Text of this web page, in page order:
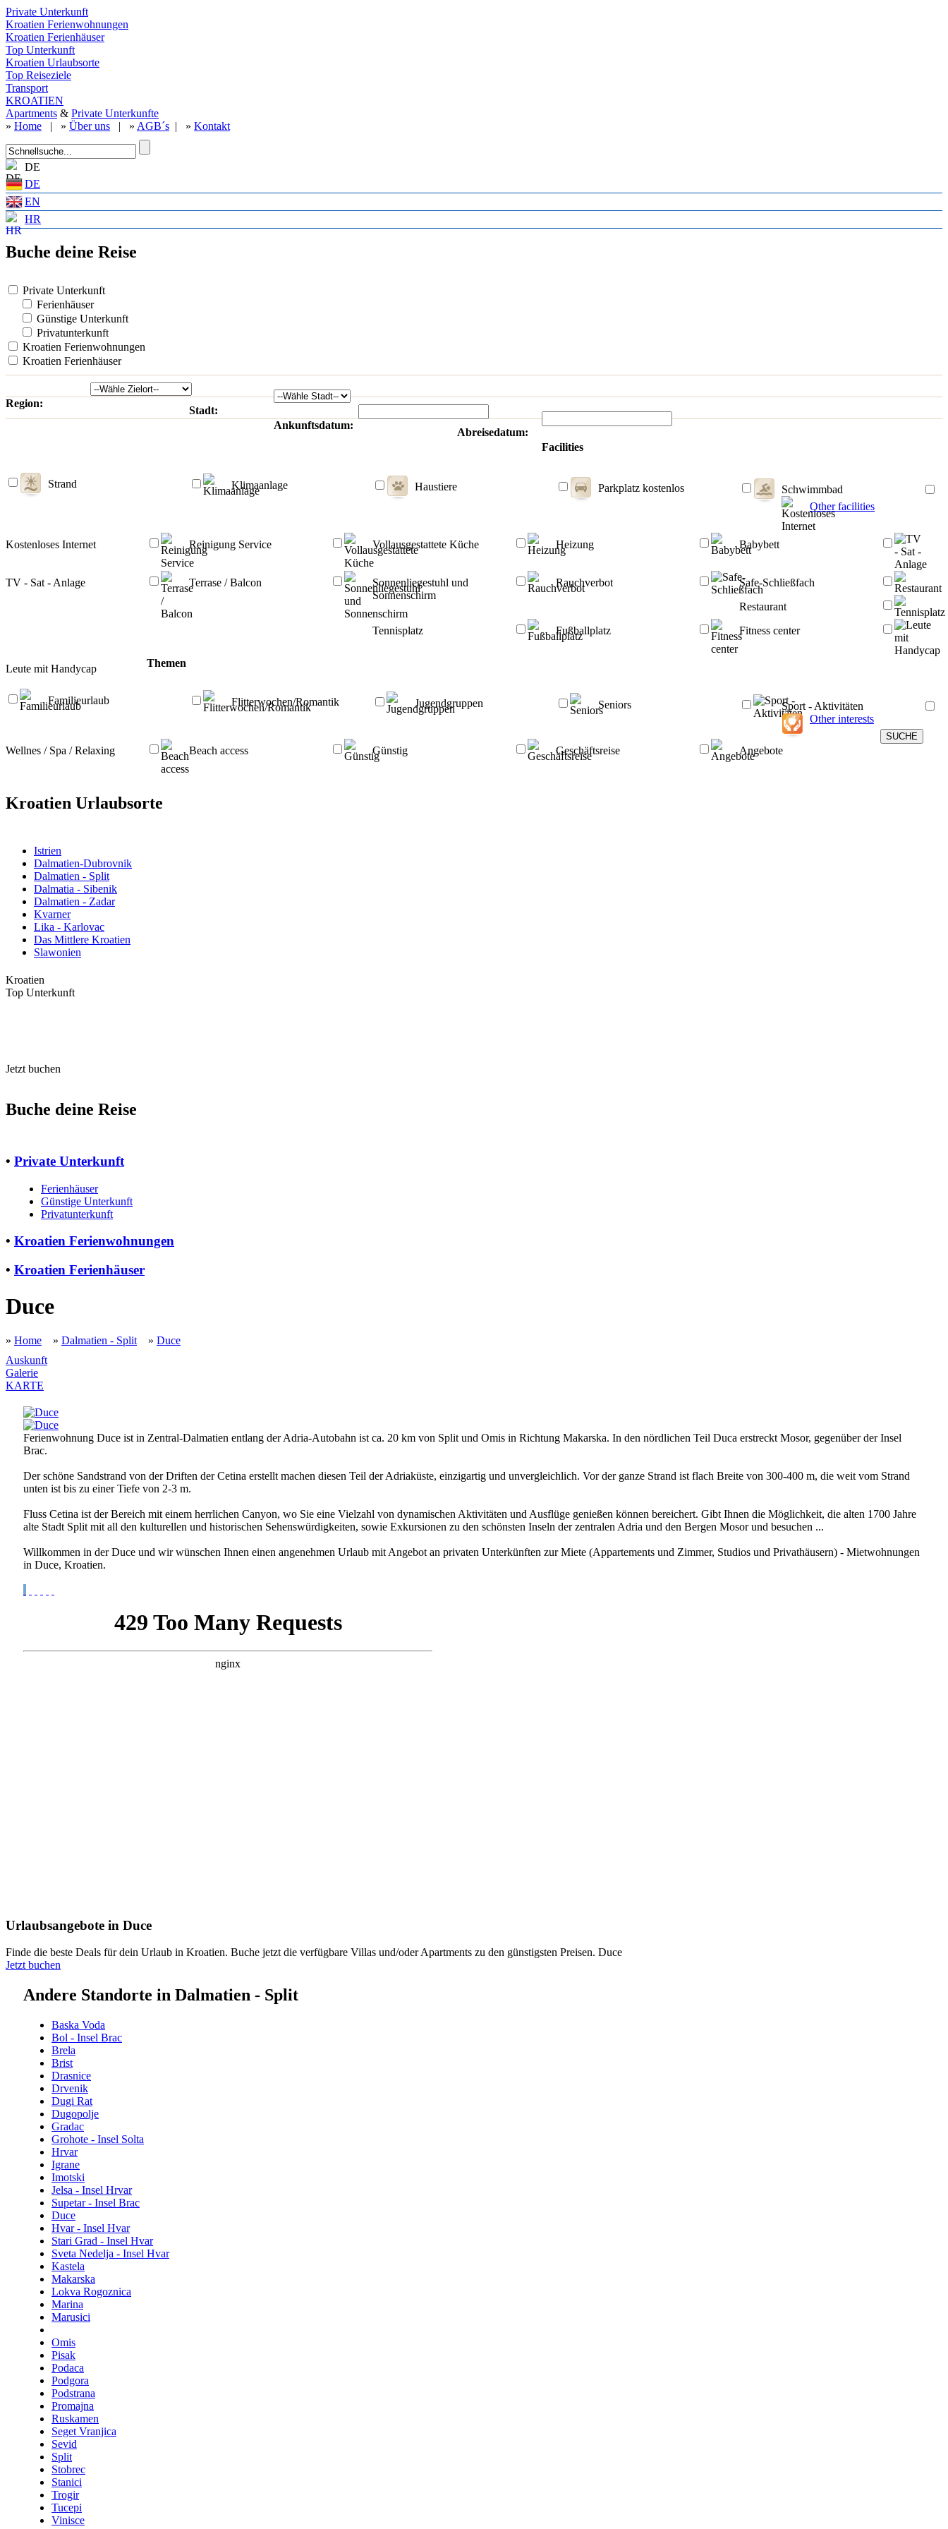
Private Unterkunft
Kroatien Ferienwohnungen
Kroatien Ferienhäuser
Top Unterkunft
Kroatien Urlaubsorte
Top Reiseziele
Transport
KROATIEN
Apartments & Private Unterkunfte
» Home | » Über uns | » AGB´s | » Kontakt
DE
DE
EN
HR
Buche deine Reise
Private Unterkunft
Ferienhäuser
Günstige Unterkunft
Privatunterkunft
Kroatien Ferienwohnungen
Kroatien Ferienhäuser
Region:
Stadt:
Ankunftsdatum:
Abreisedatum:
Facilities
Strand Klimaanlage Haustiere Parkplatz kostenlos Schwimmbad
Kostenloses Internet Reinigung Service Vollausgestattete Küche Heizung Babybett
TV - Sat - Anlage Terrase / Balcon
Sonnenliegestuhl und
Sonnenschirm
Rauchverbot
Safe-Schließfach
Restaurant
Tennisplatz
Fußballplatz Fitness center
Leute mit Handycap
Other facilities
Themen
Familieurlaub Flitterwochen/Romantik Jugendgruppen Seniors Sport - Aktivitäten
Wellnes / Spa / Relaxing Beach access Günstig Geschäftsreise Angebote
Other interests
Kroatien Urlaubsorte
Istrien
Dalmatien-Dubrovnik
Dalmatien - Split
Dalmatia - Sibenik
Dalmatien - Zadar
Kvarner
Lika - Karlovac
Das Mittlere Kroatien
Slawonien
Kroatien
Top Unterkunft
Jetzt buchen
Buche deine Reise
• Private Unterkunft
Ferienhäuser
Günstige Unterkunft
Privatunterkunft
• Kroatien Ferienwohnungen
• Kroatien Ferienhäuser
Duce
» Home » Dalmatien - Split » Duce
Auskunft
Galerie
KARTE
Ferienwohnung Duce ist in Zentral-Dalmatien entlang der Adria-Autobahn ist ca. 20 km von Split und Omis in Richtung Makarska. In den nördlichen Teil Duca erstreckt Mosor, gegenüber der Insel
Brac.
Der schöne Sandstrand von der Driften der Cetina erstellt machen diesen Teil der Adriaküste, einzigartig und unvergleichlich. Vor der ganze Strand ist flach Breite von 300-400 m, die weit vom Strand
unten ist bis zu einer Tiefe von 2-3 m.
Fluss Cetina ist der Bereich mit einem herrlichen Canyon, wo Sie eine Vielzahl von dynamischen Aktivitäten und Ausflüge genießen können bereichert. Gibt Ihnen die Möglichkeit, die alten 1700 Jahre
alte Stadt Split mit all den kulturellen und historischen Sehenswürdigkeiten, sowie Exkursionen zu den schönsten Inseln der zentralen Adria und den Bergen Mosor und besuchen ...
Willkommen in der Duce und wir wünschen Ihnen einen angenehmen Urlaub mit Angebot an privaten Unterkünften zur Miete (Appartements und Zimmer, Studios und Privathäusern) - Mietwohnungen
in Duce, Kroatien.
Urlaubsangebote in Duce
Finde die beste Deals für dein Urlaub in Kroatien. Buche jetzt die verfügbare Villas und/oder Apartments zu den günstigsten Preisen. Duce
Jetzt buchen
Andere Standorte in Dalmatien - Split
Baska Voda
Bol - Insel Brac
Brela
Brist
Drasnice
Drvenik
Dugi Rat
Dugopolje
Gradac
Grohote - Insel Solta
Hrvar
Igrane
Imotski
Jelsa - Insel Hrvar
Supetar - Insel Brac
Duce
Hvar - Insel Hvar
Stari Grad - Insel Hvar
Sveta Nedelja - Insel Hvar
Kastela
Makarska
Lokva Rogoznica
Marina
Marusici
Omis
Pisak
Podaca
Podgora
Podstrana
Promajna
Ruskamen
Seget Vranjica
Sevid
Split
Stobrec
Stanici
Trogir
Tucepi
Vinisce